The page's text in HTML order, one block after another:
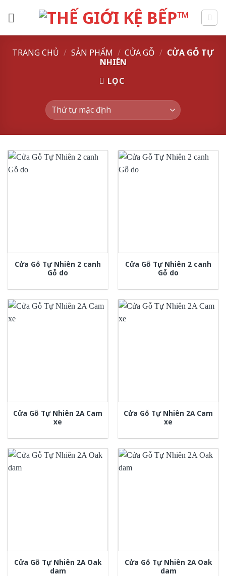
TRANG CHỦ / SẢN PHẨM / CỬA GỖ / CỬA GỖ TỰ
NHIÊN
LỌC
Cửa Gỗ Tự Nhiên 2 canh
Gỗ do
Cửa Gỗ Tự Nhiên 2 canh
Gỗ do
Cửa Gỗ Tự Nhiên 2A Cam
xe
Cửa Gỗ Tự Nhiên 2A Cam
xe
Cửa Gỗ Tự Nhiên 2A Oak
dam
Cửa Gỗ Tự Nhiên 2A Oak
dam